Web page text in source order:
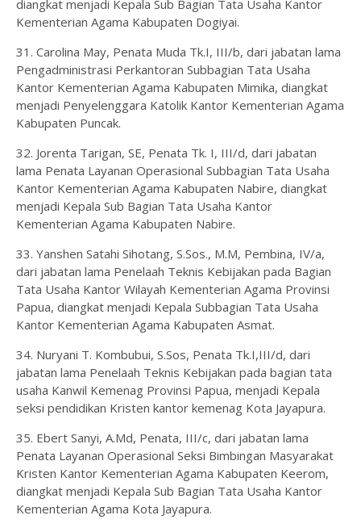
diangkat menjadi Kepala Sub Bagian Tata Usaha Kantor
Kementerian Agama Kabupaten Dogiyai.
31. Carolina May, Penata Muda Tk.I, III/b, dari jabatan lama
Pengadministrasi Perkantoran Subbagian Tata Usaha
Kantor Kementerian Agama Kabupaten Mimika, diangkat
menjadi Penyelenggara Katolik Kantor Kementerian Agama
Kabupaten Puncak.
32. Jorenta Tarigan, SE, Penata Tk. I, III/d, dari jabatan
lama Penata Layanan Operasional Subbagian Tata Usaha
Kantor Kementerian Agama Kabupaten Nabire, diangkat
menjadi Kepala Sub Bagian Tata Usaha Kantor
Kementerian Agama Kabupaten Nabire.
33. Yanshen Satahi Sihotang, S.Sos., M.M, Pembina, IV/a,
dari jabatan lama Penelaah Teknis Kebijakan pada Bagian
Tata Usaha Kantor Wilayah Kementerian Agama Provinsi
Papua, diangkat menjadi Kepala Subbagian Tata Usaha
Kantor Kementerian Agama Kabupaten Asmat.
34. Nuryani T. Kombubui, S.Sos, Penata Tk.I,III/d, dari
jabatan lama Penelaah Teknis Kebijakan pada bagian tata
usaha Kanwil Kemenag Provinsi Papua, menjadi Kepala
seksi pendidikan Kristen kantor kemenag Kota Jayapura.
35. Ebert Sanyi, A.Md, Penata, III/c, dari jabatan lama
Penata Layanan Operasional Seksi Bimbingan Masyarakat
Kristen Kantor Kementerian Agama Kabupaten Keerom,
diangkat menjadi Kepala Sub Bagian Tata Usaha Kantor
Kementerian Agama Kota Jayapura.